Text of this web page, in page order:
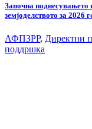
Започна поднесувањето
земјоделството за 2026
АФПЗРР, Директни
поддршка